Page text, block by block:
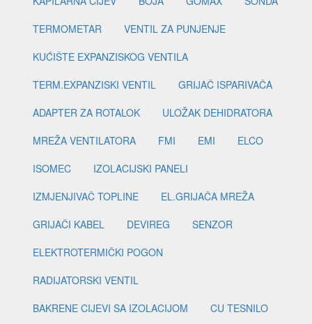
TERMOMETAR
VENTIL ZA PUNJENJE
KUĆIŠTE EXPANZISKOG VENTILA
TERM.EXPANZISKI VENTIL
GRIJAČ ISPARIVAČA
ADAPTER ZA ROTALOK
ULOŽAK DEHIDRATORA
MREŽA VENTILATORA
FMI EMI
ELCO
ISOMEC
IZOLACIJSKI PANELI
IZMJENJIVAČ TOPLINE
EL.GRIJAČA MREŽA
GRIJAČI KABEL
DEVIREG
SENZOR
ELEKTROTERMIČKI POGON
RADIJATORSKI VENTIL
BAKRENE CIJEVI SA IZOLACIJOM
CU TESNILO